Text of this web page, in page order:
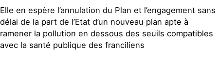
Elle en espère l’annulation du Plan et l’engagement sans
délai de la part de l’Etat d’un nouveau plan apte à
ramener la pollution en dessous des seuils compatibles
avec la santé publique des franciliens